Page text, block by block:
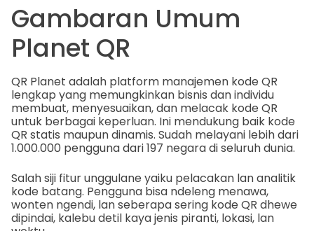
Gambaran Umum
Planet QR
QR Planet adalah platform manajemen kode QR
lengkap yang memungkinkan bisnis dan individu
membuat, menyesuaikan, dan melacak kode QR
untuk berbagai keperluan. Ini mendukung baik kode
QR statis maupun dinamis. Sudah melayani lebih dari
1.000.000 pengguna dari 197 negara di seluruh dunia.
Salah siji fitur unggulane yaiku pelacakan lan analitik
kode batang. Pengguna bisa ndeleng menawa,
wonten ngendi, lan seberapa sering kode QR dhewe
dipindai, kalebu detil kaya jenis piranti, lokasi, lan